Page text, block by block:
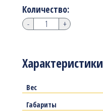
Характеристики
Вес
Габариты
Количество:
- +